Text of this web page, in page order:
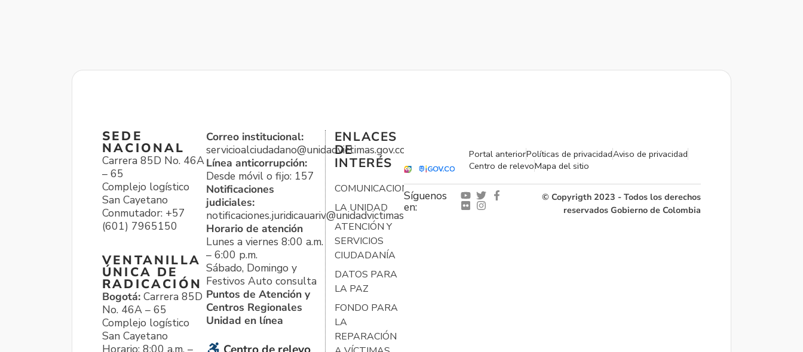
SEDE
NACIONAL
Carrera 85D No. 46A
– 65
Complejo logístico
San Cayetano
Conmutador: +57
(601) 7965150
VENTANILLA
ÚNICA DE
RADICACIÓN
Bogotá: Carrera 85D
No. 46A – 65
Complejo logístico
San Cayetano
Horario: 8:00 a.m. –
Correo institucional:
servicioalciudadano@unidadvictimas.gov.co
Línea anticorrupción:
Desde móvil o fijo: 157
Notificaciones
judiciales:
notificaciones.juridicauariv@unidadvictimas.gov.co
Horario de atención
Lunes a viernes 8:00 a.m.
– 6:00 p.m.
Sábado, Domingo y
Festivos Auto consulta
Puntos de Atención y
Centros Regionales
Unidad en línea
ENLACES
DE
INTERÉS
COMUNICACIONES
LA UNIDAD
ATENCIÓN Y
SERVICIOS
CIUDADANÍA
DATOS PARA
LA PAZ
FONDO PARA
LA
REPARACIÓN
Portal anteriorPolíticas de privacidadAviso de privacidad
Centro de relevoMapa del sitio
Síguenos
en:
© Copyrigth 2023 - Todos los derechos
reservados Gobierno de Colombia